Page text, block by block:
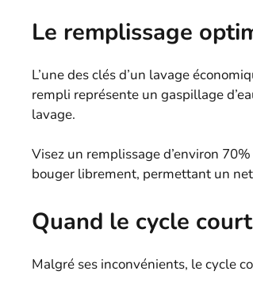
Le remplissage
L’une des clés d’un lavage
rempli représente un gaspillage
lavage.
Visez un remplissage d’environ
bouger librement, permettant un
Quand le cycle
Malgré ses inconvénients, le cycle